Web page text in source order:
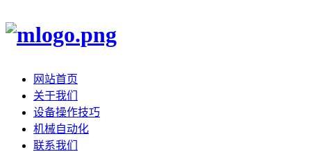
网站首页
关于我们
设备操作技巧
机械自动化
联系我们